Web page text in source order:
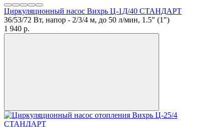
Циркуляционный насос Вихрь Ц-1Д/40 СТАНДАРТ
36/53/72 Вт, напор - 2/3/4 м, до 50 л/мин, 1.5" (1")
1 940 p.